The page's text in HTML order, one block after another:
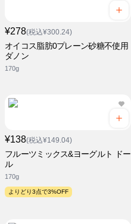
¥278(税込¥300.24)
オイコス脂肪0プレーン砂糖不使用
ダノン
170g
¥138(税込¥149.04)
フルーツミックス&ヨーグルト ドー
ル
170g
よりどり3点で3%OFF